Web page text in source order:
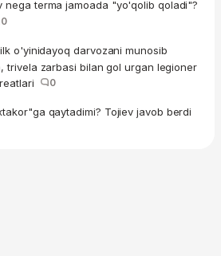
nega terma jamoada "yo'qolib qoladi"?
0
o'yinidayoq darvozani munosib
trivela zarbasi bilan gol urgan legioner
0
qaytadimi? Tojiev javob berdi